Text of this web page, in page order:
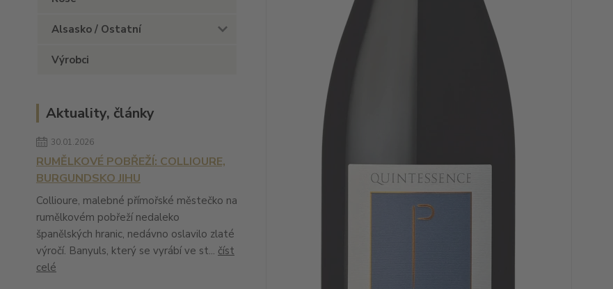
Alsasko / Ostatní
Výrobci
Aktuality, články
30.01.2026
RUMĚLKOVÉ POBŘEŽÍ: COLLIOURE,
BURGUNDSKO JIHU
Collioure, malebné přímořské městečko na
rumělkovém pobřeží nedaleko
španělských hranic, nedávno oslavilo zlaté
výročí. Banyuls, který se vyrábí ve st... číst
celé